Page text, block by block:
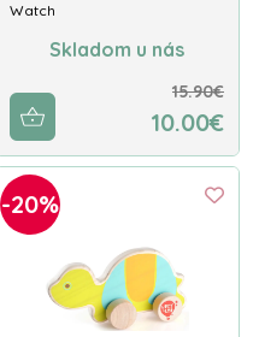
Watch
Skladom u nás
15.90€
10.00€
-20%